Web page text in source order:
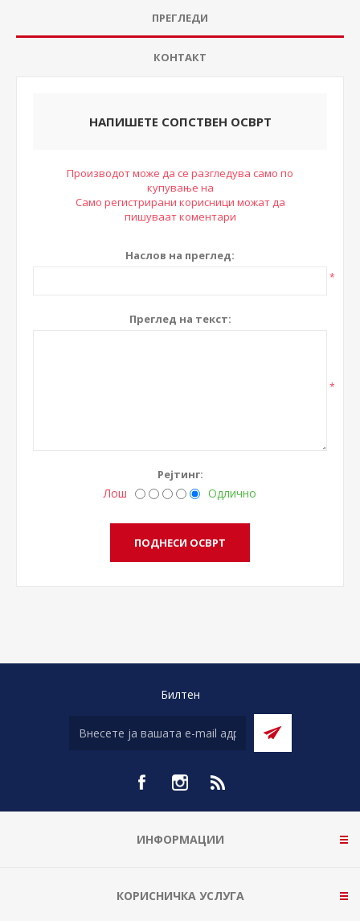
ПРЕГЛЕДИ
КОНТАКТ
НАПИШЕТЕ СОПСТВЕН ОСВРТ
Производот може да се разгледува само по
купување на
Само регистрирани корисници можат да
пишуваат коментари
Наслов на преглед:
*
Преглед на текст:
*
Рејтинг:
Лош Одлично
Билтен
ИНФОРМАЦИИ
КОРИСНИЧКА УСЛУГА